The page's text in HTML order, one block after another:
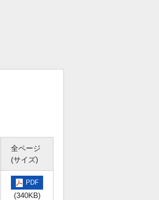
全ページ
(サイズ)
PDF
(340KB)